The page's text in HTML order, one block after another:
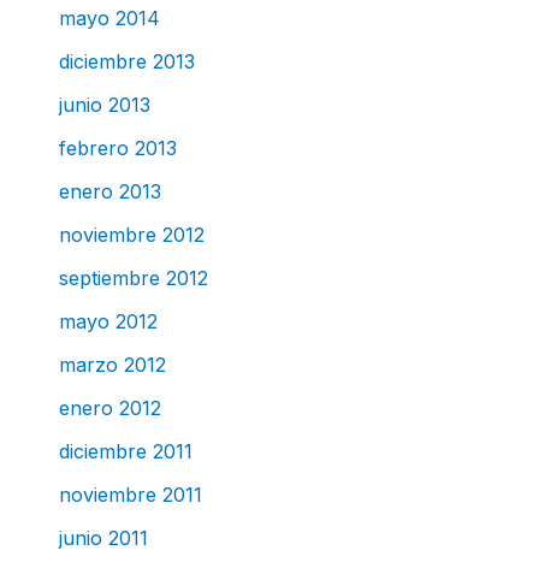
mayo 2014
diciembre 2013
junio 2013
febrero 2013
enero 2013
noviembre 2012
septiembre 2012
mayo 2012
marzo 2012
enero 2012
diciembre 2011
noviembre 2011
junio 2011